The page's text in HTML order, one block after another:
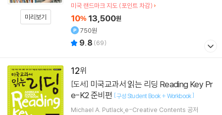
미리보기
미국 랜드마크 지도 (포인트 차감)
10% 13,500원
750원
9.8 (69)
12
[도서]
e-K2 준비편 [구성:Student Book + Workbook]
Michael A. Putlack,e-Creative Contents 공저